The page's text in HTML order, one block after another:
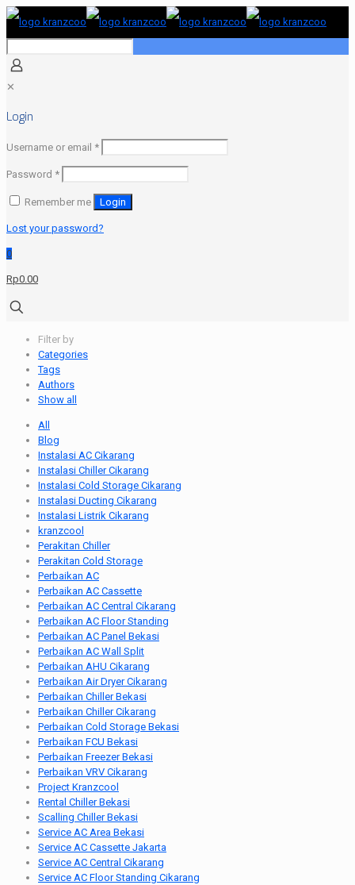
✕
Login
Username or email *Required
Password *Required
Remember me Login
Lost your password?
0
Rp0.00
Filter by
Categories
Tags
Authors
Show all
All
Blog
Instalasi AC Cikarang
Instalasi Chiller Cikarang
Instalasi Cold Storage Cikarang
Instalasi Ducting Cikarang
Instalasi Listrik Cikarang
kranzcool
Perakitan Chiller
Perakitan Cold Storage
Perbaikan AC
Perbaikan AC Cassette
Perbaikan AC Central Cikarang
Perbaikan AC Floor Standing
Perbaikan AC Panel Bekasi
Perbaikan AC Wall Split
Perbaikan AHU Cikarang
Perbaikan Air Dryer Cikarang
Perbaikan Chiller Bekasi
Perbaikan Chiller Cikarang
Perbaikan Cold Storage Bekasi
Perbaikan FCU Bekasi
Perbaikan Freezer Bekasi
Perbaikan VRV Cikarang
Project Kranzcool
Rental Chiller Bekasi
Scalling Chiller Bekasi
Service AC Area Bekasi
Service AC Cassette Jakarta
Service AC Central Cikarang
Service AC Floor Standing Cikarang